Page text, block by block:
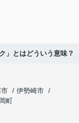
」とはどういう意味？
伊勢崎市
町